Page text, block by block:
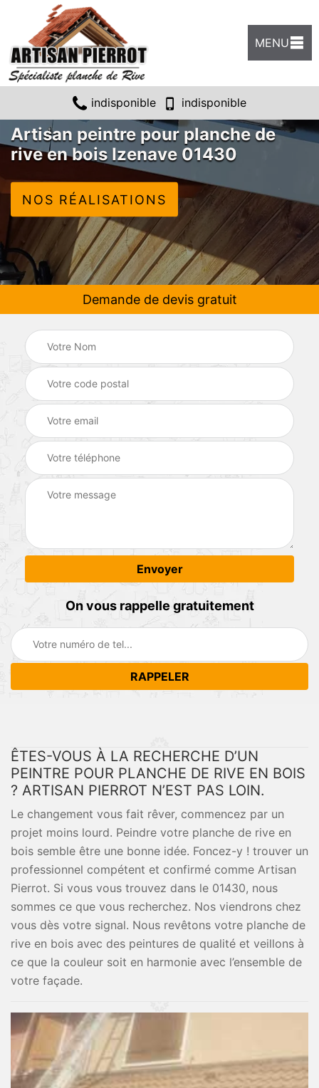
MENU
indisponible indisponible
Artisan peintre pour planche de
rive en bois Izenave 01430
NOS RÉALISATIONS
Demande de devis gratuit
On vous rappelle gratuitement
ÊTES-VOUS À LA RECHERCHE D’UN
PEINTRE POUR PLANCHE DE RIVE EN BOIS
? ARTISAN PIERROT N’EST PAS LOIN.
Le changement vous fait rêver, commencez par un
projet moins lourd. Peindre votre planche de rive en
bois semble être une bonne idée. Foncez-y ! trouver un
professionnel compétent et confirmé comme Artisan
Pierrot. Si vous vous trouvez dans le 01430, nous
sommes ce que vous recherchez. Nos viendrons chez
vous dès votre signal. Nous revêtons votre planche de
rive en bois avec des peintures de qualité et veillons à
ce que la couleur soit en harmonie avec l’ensemble de
votre façade.